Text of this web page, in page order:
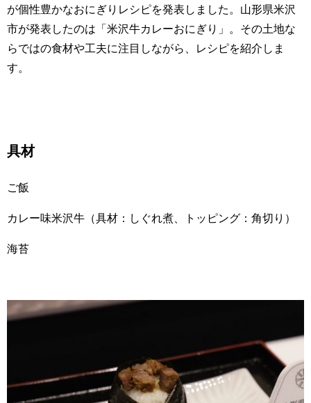
が個性豊かなおにぎりレシピを発表しました。山形県米沢
市が発表したのは「米沢牛カレーおにぎり」。その土地な
らではの食材や工夫に注目しながら、レシピを紹介しま
す。
具材
ご飯
カレー味米沢牛（具材：しぐれ煮、トッピング：角切り）
海苔